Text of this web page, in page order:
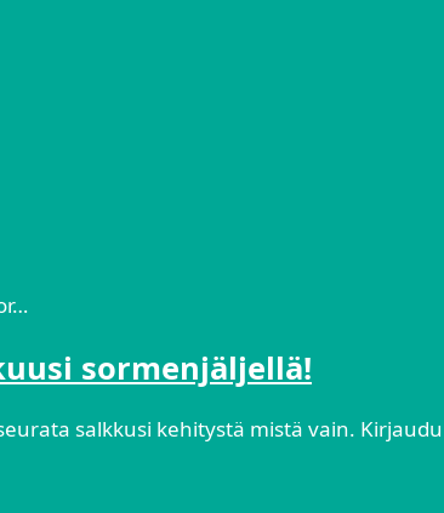
sormenjäljellä!
salkkusi kehitystä mistä vain.